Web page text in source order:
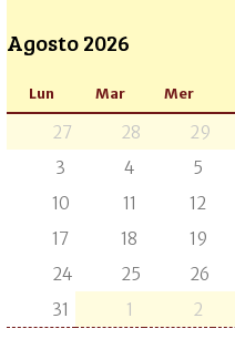
Agosto 2026
Lun Mar Mer
27 28 29
3
4 5
10
11 12
17
18 19
24
25 26
31
1 2